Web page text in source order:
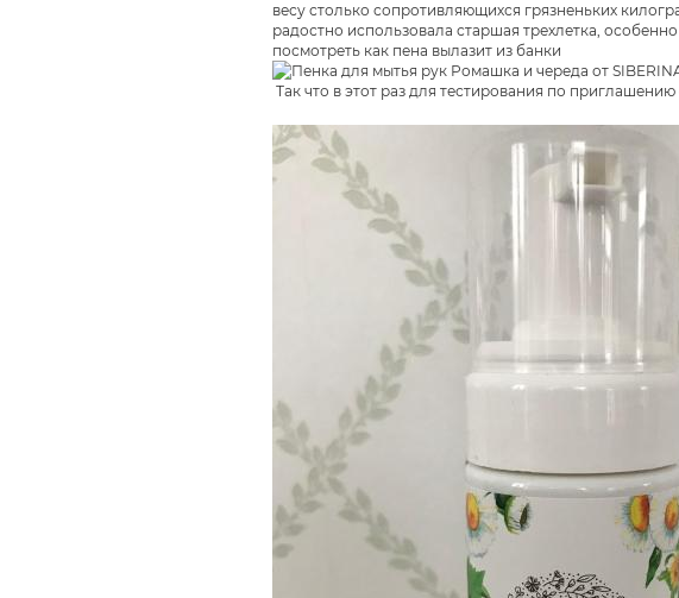
весу столько сопротивляющихся грязненьких
радостно использовала старшая трехлетка,
посмотреть как пена вылазит из банки
Так что в этот раз для тестирования по